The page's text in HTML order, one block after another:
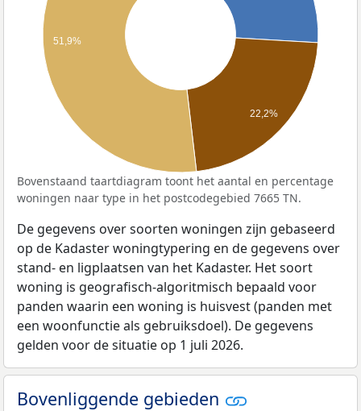
22,2%
51,9%
Bovenstaand taartdiagram toont het aantal en percentage
woningen naar type in het postcodegebied 7665 TN.
De gegevens over soorten woningen zijn gebaseerd
op de Kadaster woningtypering en de gegevens over
stand- en ligplaatsen van het Kadaster. Het soort
woning is geografisch-algoritmisch bepaald voor
panden waarin een woning is huisvest (panden met
een woonfunctie als gebruiksdoel). De gegevens
gelden voor de situatie op 1 juli 2026.
Bovenliggende gebieden